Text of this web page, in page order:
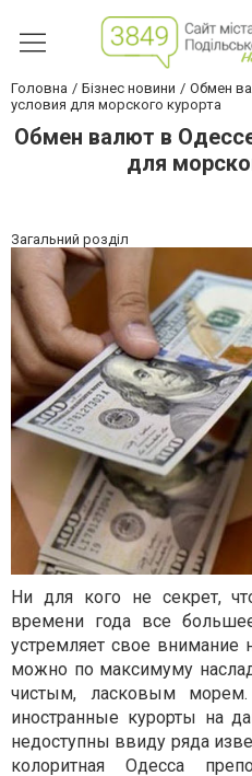
Головна Бізнес новини
Обмен
условия для морского курорта
Обмен валют в
для
Загальний розділ
Ни для кого не секрет,
времени года все
устремляет свое внимание
можно по максимуму
чистым, ласковым
иностранные курорты на
недоступны ввиду ряда
колоритная Одесса